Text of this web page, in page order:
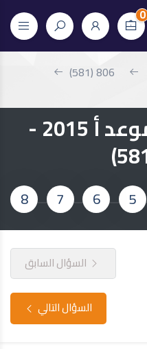
0
806 (581)
امتحان صيف موعد أ 2015 -
5
6
7
8
السؤال السابق
السؤال التالي